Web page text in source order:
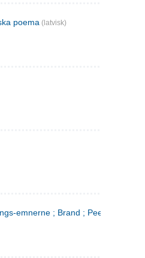
poema (latvisk)
emnerne ; Brand ; Peer Gynt. 2